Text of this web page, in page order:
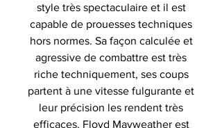
style très spectaculaire et il est
capable de prouesses techniques
hors normes. Sa façon calculée et
agressive de combattre est très
riche techniquement, ses coups
partent à une vitesse fulgurante et
leur précision les rendent très
efficaces. Floyd Mayweather est